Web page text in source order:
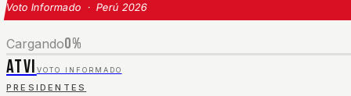
Voto Informado · Perú 2026
Cargando0%
ATVI VOTO INFORMADO
PRESIDENTES